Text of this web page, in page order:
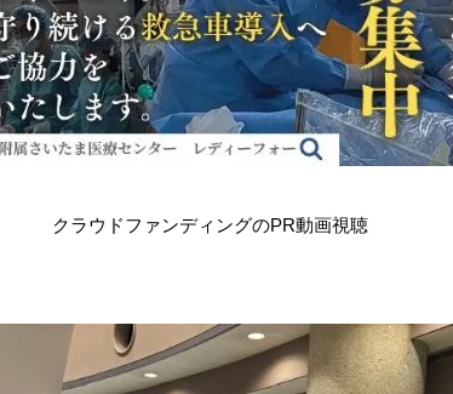
クラウドファンディングのPR動画視聴